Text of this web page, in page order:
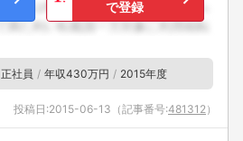
で登録
正社員 年収430万円 2015年度
投稿日:2015-06-13 （記事番号:481312 ）